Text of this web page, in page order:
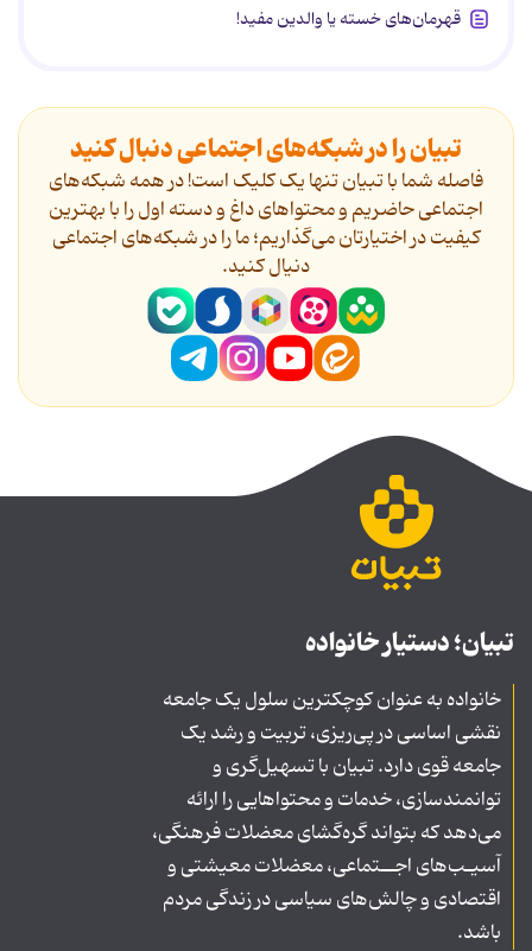
قهرمان‌های خسته یا والدین مفید!
تبیان را در شبکه‌های اجتماعی دنبال کنید
فاصله شما با تبیان تنها یک کلیک است! در همه شبکه‌های
اجتماعی حاضریم و محتواهای داغ و دسته اول را با بهترین
کیفیت در اختیارتان می‌گذاریم؛ ما را در شبکه‌های اجتماعی
دنیال کنید.
تبیان؛ دستیار خانواده
خانواده به عنوان کوچکترین سلول یک جامعه
نقشی اساسی در پی‌ریزی، تربیت و رشد یک
جامعه قوی دارد. تبیان با تسهیل‌گری و
توانمندسازی، خدمات و محتواهایی را ارائه
می‌دهد که بتواند گره‌گشای معضلات فرهنگی،
آسیـب‌های اجــتماعی، معضلات معیشتی و
اقتصادی و چالش‌های سیاسی در زندگی مردم
باشد.